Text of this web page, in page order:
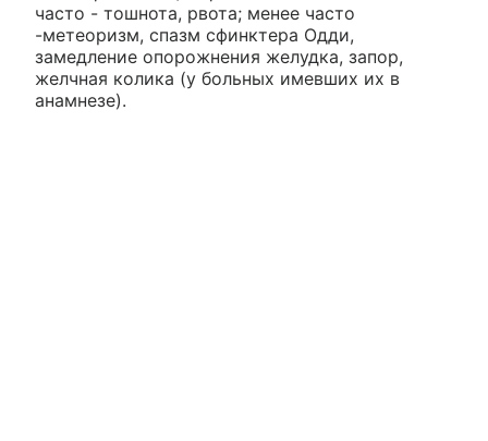
часто - тошнота, рвота; менее часто
-метеоризм, спазм сфинктера Одди,
замедление опорожнения желудка, запор,
желчная колика (у больных имевших их в
анамнезе).